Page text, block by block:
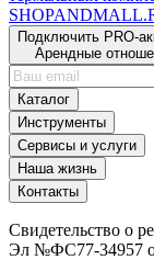
SHOPAND
Подключить PRO-
Арендные
Каталог
Инструменты
Сервисы и услуги
Наша жизнь
Контакты
Свидетельство о
Эл №ФС77-34957